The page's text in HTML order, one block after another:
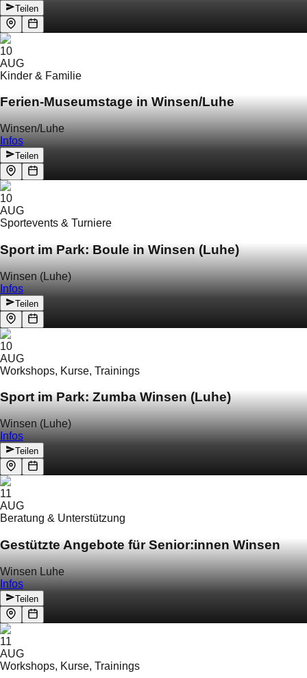
Teilen
10
AUG
Kinder & Familie
Ferien-Museumstage in Winsen/Luhe
Winsen/Luhe
Infos
Teilen
10
AUG
Sportevents & Turniere
Sport im Park: Boule in Winsen (Luhe)
Winsen (Luhe)
Infos
Teilen
10
AUG
Workshops, Kurse, Trainings
Sport im Park: Zumba Winsen (Luhe)
Winsen (Luhe)
Infos
Teilen
11
AUG
Beratung & Unterstützung
Gestützte Angebote für Senior:innen Winsen
Winsen Luhe
Infos
Teilen
11
AUG
Workshops, Kurse, Trainings